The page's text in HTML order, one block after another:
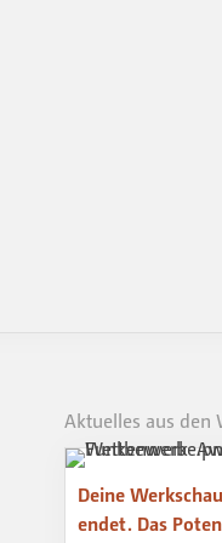
Aktuelles aus den
Deine
endet. Das